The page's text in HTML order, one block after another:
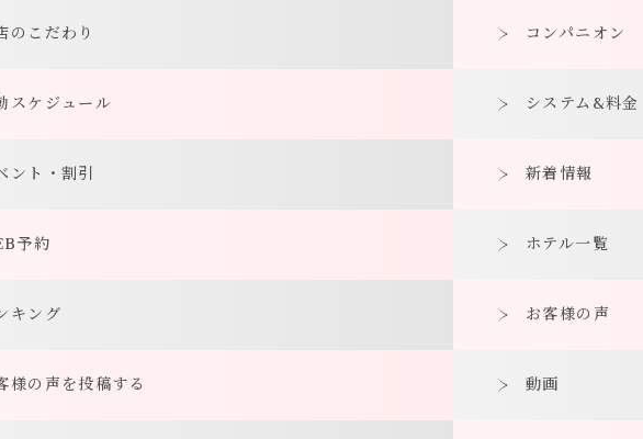
のこだわり コンパニオン
スケジュール システム&料金
ント・割引 新着情報
予約 ホテル一覧
キング お客様の声
様の声を投稿する 動画